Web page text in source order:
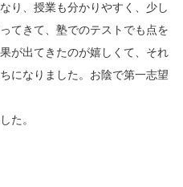
り、授業も分かりやすく、少し
てきて、塾でのテストでも点を
が出てきたのが嬉しくて、それ
になりました。お陰で第一志望
た。